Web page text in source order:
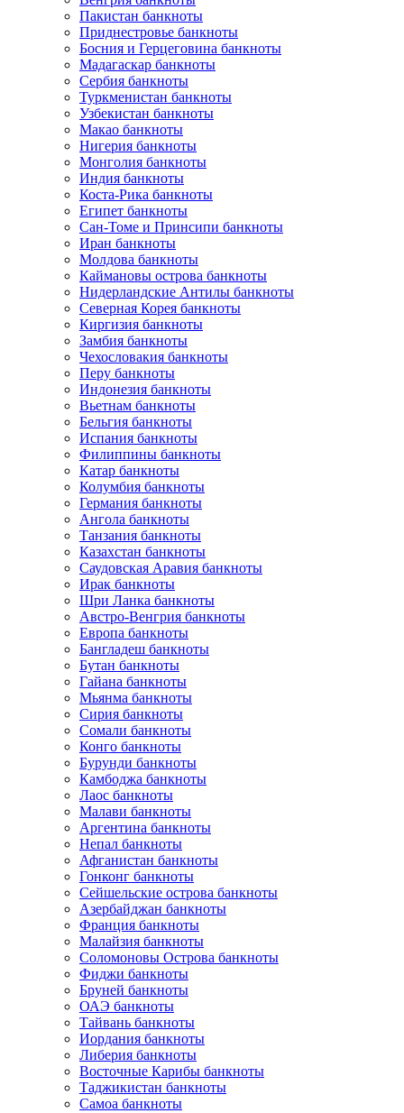
Пакистан банкноты
Приднестровье банкноты
Босния и Герцеговина банкноты
Мадагаскар банкноты
Сербия банкноты
Туркменистан банкноты
Узбекистан банкноты
Макао банкноты
Нигерия банкноты
Монголия банкноты
Индия банкноты
Коста-Рика банкноты
Египет банкноты
Сан-Томе и Принсипи банкноты
Иран банкноты
Молдова банкноты
Каймановы острова банкноты
Нидерландские Антилы банкноты
Северная Корея банкноты
Киргизия банкноты
Замбия банкноты
Чехословакия банкноты
Перу банкноты
Индонезия банкноты
Вьетнам банкноты
Бельгия банкноты
Испания банкноты
Филиппины банкноты
Катар банкноты
Колумбия банкноты
Германия банкноты
Ангола банкноты
Танзания банкноты
Казахстан банкноты
Саудовская Аравия банкноты
Ирак банкноты
Шри Ланка банкноты
Австро-Венгрия банкноты
Европа банкноты
Бангладеш банкноты
Бутан банкноты
Гайана банкноты
Мьянма банкноты
Сирия банкноты
Сомали банкноты
Конго банкноты
Бурунди банкноты
Камбоджа банкноты
Лаос банкноты
Малави банкноты
Аргентина банкноты
Непал банкноты
Афганистан банкноты
Гонконг банкноты
Сейшельские острова банкноты
Азербайджан банкноты
Франция банкноты
Малайзия банкноты
Соломоновы Острова банкноты
Фиджи банкноты
Бруней банкноты
ОАЭ банкноты
Тайвань банкноты
Иордания банкноты
Либерия банкноты
Восточные Карибы банкноты
Таджикистан банкноты
Самоа банкноты